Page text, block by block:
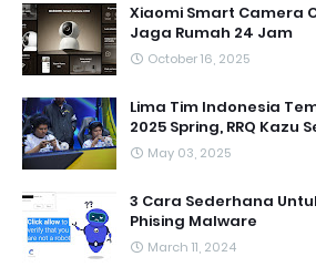
Xiaomi Smart Camera
Jaga Rumah 24 Jam
October 16, 2025
Lima Tim Indonesia
2025 Spring, RRQ
May 03, 2025
3 Cara Sederhana
Phising Malware
March 11, 2024